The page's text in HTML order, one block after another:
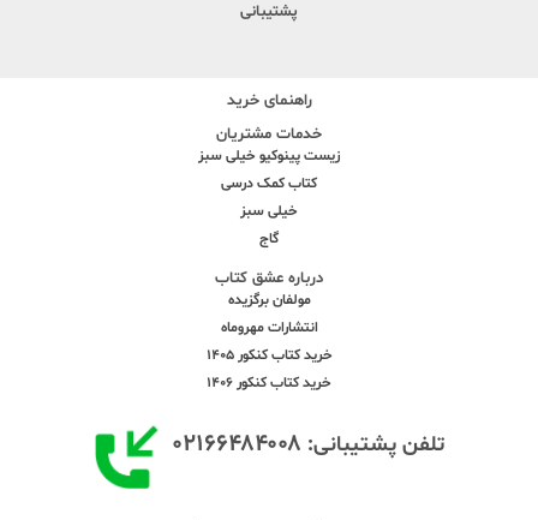
پشتیبانی
راهنمای خرید
خدمات مشتریان
زیست پینوکیو خیلی سبز
کتاب کمک درسی
خیلی سبز
گاج
درباره عشق کتاب
مولفان برگزیده
انتشارات مهروماه
خرید کتاب کنکور 1405
خرید کتاب کنکور 1406
تلفن پشتیبانی: ۰۲۱۶۶۴۸۴۰۰۸